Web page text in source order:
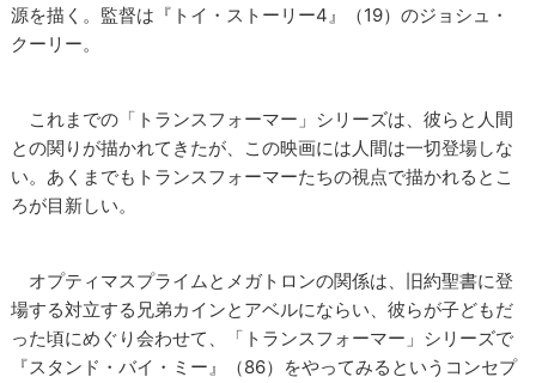
源を描く。監督は『トイ・ストーリー4』（19）のジョシュ・
クーリー。
これまでの「トランスフォーマー」シリーズは、彼らと人間
との関りが描かれてきたが、この映画には人間は一切登場しな
い。あくまでもトランスフォーマーたちの視点で描かれるとこ
ろが目新しい。
オプティマスプライムとメガトロンの関係は、旧約聖書に登
場する対立する兄弟カインとアベルにならい、彼らが子どもだ
った頃にめぐり会わせて、「トランスフォーマー」シリーズで
『スタンド・バイ・ミー』（86）をやってみるというコンセプ